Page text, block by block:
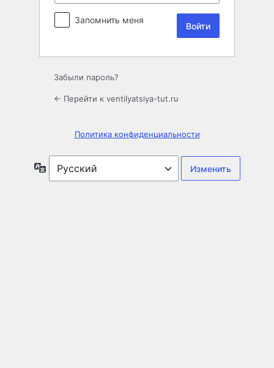
Запомнить меня
Забыли пароль?
← Перейти к ventilyatsiya-tut.ru
Политика конфиденциальности
Язык